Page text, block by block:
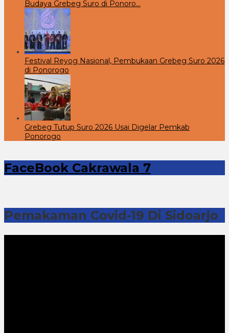
Budaya Grebeg Suro di Ponoro…
Festival Reyog Nasional, Pembukaan Grebeg Suro 2026
di Ponorogo
Grebeg Tutup Suro 2026 Usai Digelar Pemkab
Ponorogo
FaceBook Cakrawala 7
Pemakaman Covid-19 Di Sidoarjo